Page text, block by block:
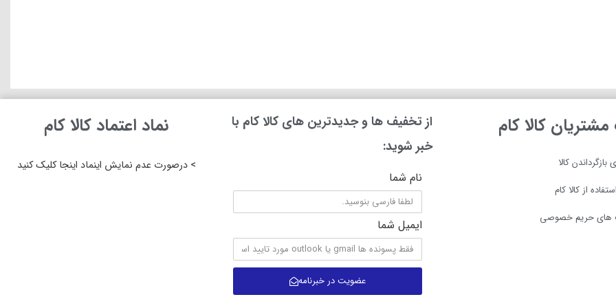
کالا کام
بازگرداندن کالا
از کالا کام
های حریم خصوصی
از تخفیف ها و جدیدترین های کالا کام با
خبر شوید:
نام شما
ایمیل شما
عضویت در خبرنامه
نماد اعتماد کالا کام
> درصورت عدم نمایش اینماد اینجا کلیک کنید